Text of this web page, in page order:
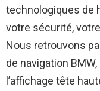
technologiques de
votre sécurité,
Nous retrouvons
de navigation
l’affichage tête